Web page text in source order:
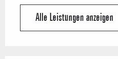
Alle Leistungen anzeigen